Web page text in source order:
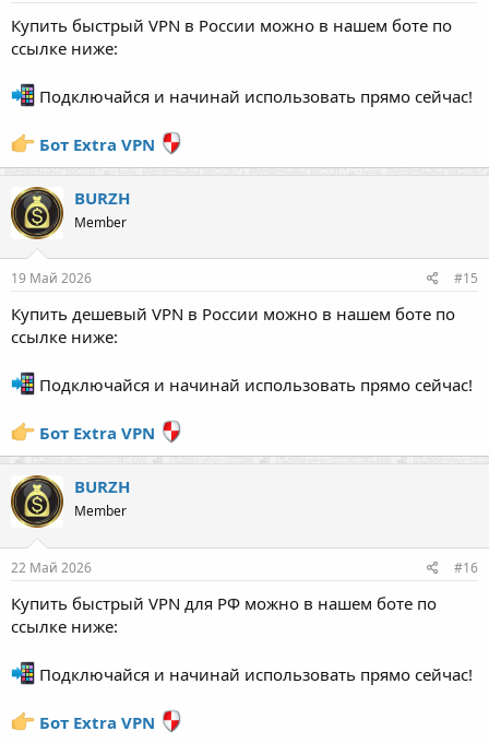
Купить быстрый VPN в России можно в нашем боте по
ссылке ниже:
Подключайся и начинай использовать прямо сейчас!
Бот Extra VPN
BURZH
Member
19 Май 2026 #15
Купить дешевый VPN в России можно в нашем боте по
ссылке ниже:
Подключайся и начинай использовать прямо сейчас!
Бот Extra VPN
BURZH
Member
22 Май 2026 #16
Купить быстрый VPN для РФ можно в нашем боте по
ссылке ниже:
Подключайся и начинай использовать прямо сейчас!
Бот Extra VPN